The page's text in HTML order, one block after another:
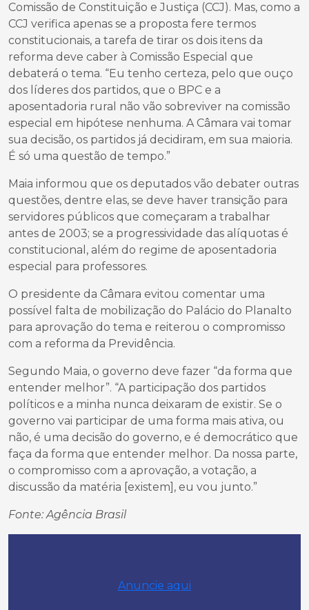
Comissão de Constituição e Justiça (CCJ). Mas, como a
CCJ verifica apenas se a proposta fere termos
constitucionais, a tarefa de tirar os dois itens da
reforma deve caber à Comissão Especial que
debaterá o tema. “Eu tenho certeza, pelo que ouço
dos líderes dos partidos, que o BPC e a
aposentadoria rural não vão sobreviver na comissão
especial em hipótese nenhuma. A Câmara vai tomar
sua decisão, os partidos já decidiram, em sua maioria.
É só uma questão de tempo.”
Maia informou que os deputados vão debater outras
questões, dentre elas, se deve haver transição para
servidores públicos que começaram a trabalhar
antes de 2003; se a progressividade das alíquotas é
constitucional, além do regime de aposentadoria
especial para professores.
O presidente da Câmara evitou comentar uma
possível falta de mobilização do Palácio do Planalto
para aprovação do tema e reiterou o compromisso
com a reforma da Previdência.
Segundo Maia, o governo deve fazer “da forma que
entender melhor”. “A participação dos partidos
políticos e a minha nunca deixaram de existir. Se o
governo vai participar de uma forma mais ativa, ou
não, é uma decisão do governo, e é democrático que
faça da forma que entender melhor. Da nossa parte,
o compromisso com a aprovação, a votação, a
discussão da matéria [existem], eu vou junto.”
Fonte: Agência Brasil
Anuncie aqui